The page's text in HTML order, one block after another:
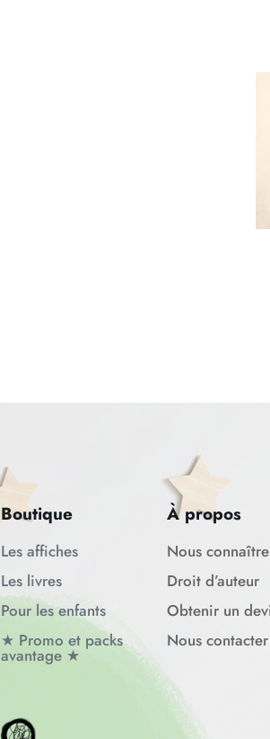
Boutique
Les affiches
Les livres
Pour les enfants
★ Promo et packs
avantage ★
À propos
Nous connaître
Droit d’auteur
Obtenir un
Nous contacter